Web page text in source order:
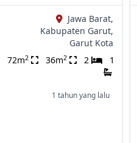
Jawa Barat,
Kabupaten Garut,
Garut Kota
72m2 36m2 2 1
1 tahun yang lalu